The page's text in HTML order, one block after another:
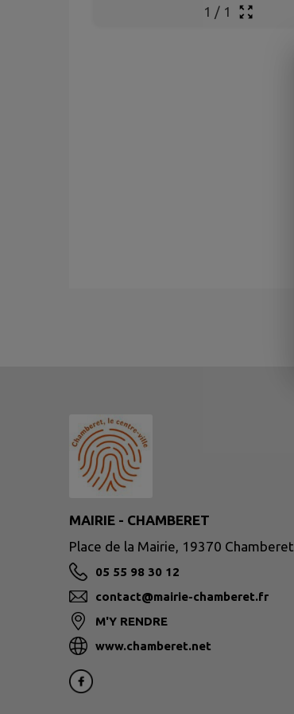
1 / 1
MAIRIE - CHAMBERET
Place de la Mairie, 19370 Chamberet
05 55 98 30 12
contact@mairie-chamberet.fr
M'Y RENDRE
www.chamberet.net